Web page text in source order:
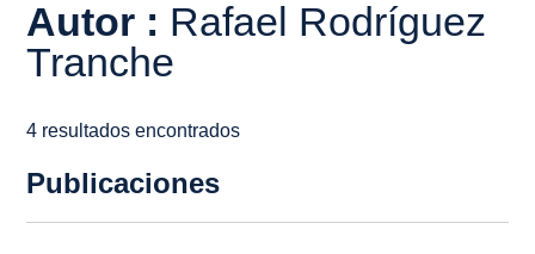
Autor : Rafael Rodríguez
Tranche
4 resultados encontrados
Publicaciones